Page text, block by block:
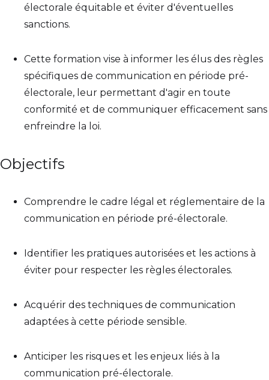
électorale équitable et éviter d'éventuelles
sanctions.
Cette formation vise à informer les élus des règles
spécifiques de communication en période pré-
électorale, leur permettant d'agir en toute
conformité et de communiquer efficacement sans
enfreindre la loi.
Objectifs
Comprendre le cadre légal et réglementaire de la
communication en période pré-électorale.
Identifier les pratiques autorisées et les actions à
éviter pour respecter les règles électorales.
Acquérir des techniques de communication
adaptées à cette période sensible.
Anticiper les risques et les enjeux liés à la
communication pré-électorale.